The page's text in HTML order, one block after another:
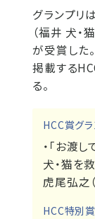
グランプリ
（福井 犬・
が受賞した
掲載する
る。
HCC賞グラ
・「お渡
犬・猫を
虎尾弘之
HCC特別賞